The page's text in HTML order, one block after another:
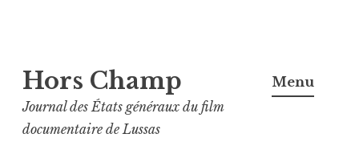
au
contenu
principal
Hors Champ
Journal des États généraux du film
documentaire de Lussas
Menu